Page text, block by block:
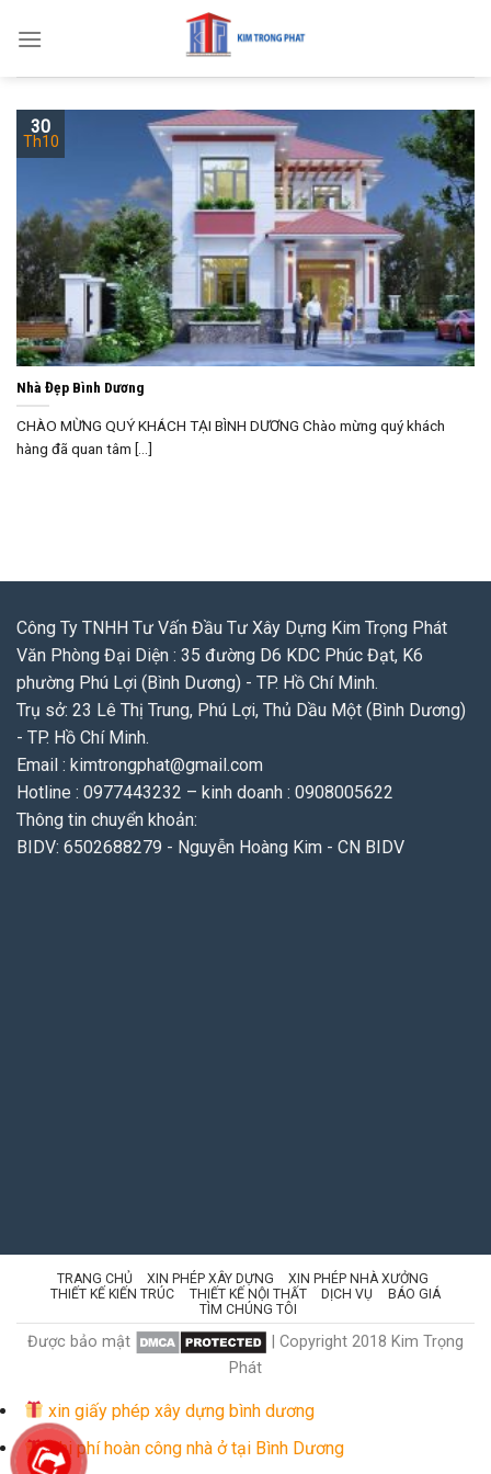
Nhà Đẹp Bình Dương
CHÀO MỪNG QUÝ KHÁCH TẠI BÌNH DƯƠNG Chào mừng quý khách
hàng đã quan tâm [...]
30
Th10
Công Ty TNHH Tư Vấn Đầu Tư Xây Dựng Kim Trọng Phát
Văn Phòng Đại Diện : 35 đường D6 KDC Phúc Đạt, K6
phường Phú Lợi (Bình Dương) - TP. Hồ Chí Minh.
Trụ sở: 23 Lê Thị Trung, Phú Lợi, Thủ Dầu Một (Bình Dương)
- TP. Hồ Chí Minh.
Email : kimtrongphat@gmail.com
Hotline : 0977443232 – kinh doanh : 0908005622
Thông tin chuyển khoản:
BIDV: 6502688279 - Nguyễn Hoàng Kim - CN BIDV
TRANG CHỦ XIN PHÉP XÂY DỰNG
XIN PHÉP NHÀ XƯỞNG
THIẾT KẾ KIẾN TRÚC
THIẾT KẾ NỘI THẤT DỊCH VỤ
BÁO GIÁ
TÌM CHÚNG TÔI
Được bảo mật
| Copyright 2018 Kim Trọng
Phát
xin giấy phép xây dựng bình dương
Chi phí hoàn công nhà ở tại Bình Dương